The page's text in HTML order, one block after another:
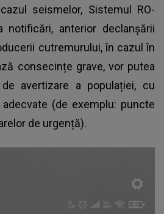
seismelor, Sistemul RO-
notificări, anterior declanșării
cutremurului, în cazul în
consecințe grave, vor putea
avertizare a populației, cu
(de exemplu: puncte
de urgență).